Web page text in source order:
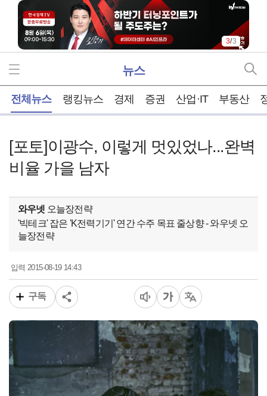
3/3
뉴스
전체뉴스 랭킹뉴스 경제 증권 산업·IT 부동산
[포토]이광수, 이렇게 멋있었나...완벽
비율 가을 남자
와우넷 오늘장전략
'빅테크' 잡은 'K전력기기' 연간 수주 목표 줄상향 - 와우넷 오
늘장전략
입력 2015-08-19 14:43
구독